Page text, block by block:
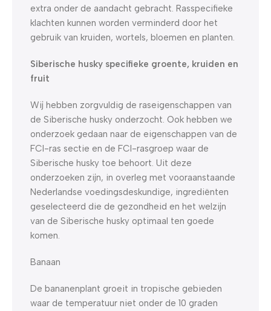
extra onder de aandacht gebracht. Rasspecifieke
klachten kunnen worden verminderd door het
gebruik van kruiden, wortels, bloemen en planten.
Siberische husky specifieke groente, kruiden en
fruit
Wij hebben zorgvuldig de raseigenschappen van
de Siberische husky onderzocht. Ook hebben we
onderzoek gedaan naar de eigenschappen van de
FCI-ras sectie en de FCI-rasgroep waar de
Siberische husky toe behoort. Uit deze
onderzoeken zijn, in overleg met vooraanstaande
Nederlandse voedingsdeskundige, ingrediënten
geselecteerd die de gezondheid en het welzijn
van de Siberische husky optimaal ten goede
komen.
Banaan
De bananenplant groeit in tropische gebieden
waar de temperatuur niet onder de 10 graden